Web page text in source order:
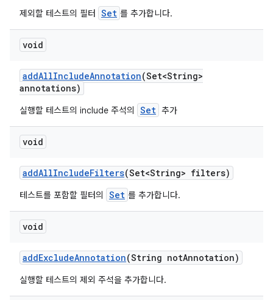
제외할 테스트의 필터 Set 를 추가합니다.
void
addAllIncludeAnnotation(Set<String>
annotations)
실행할 테스트의 include 주석의 Set 추가
void
addAllIncludeFilters(Set<String> filters)
테스트를 포함할 필터의 Set 를 추가합니다.
void
addExcludeAnnotation(String notAnnotation)
실행할 테스트의 제외 주석을 추가합니다.